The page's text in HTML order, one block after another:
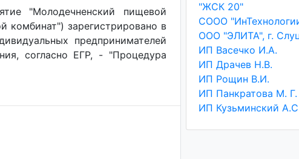
"Молодечненский пищевой
комбинат") зарегистрировано в
предпринимателей
согласно ЕГР, - "Процедура
"ЖСК 20"
СООО
ООО "ЭЛИТА", г.
ИП Васечко И.А.
ИП Драчев Н.В.
ИП Рощин В.И.
ИП Панкратова М. Г.
ИП Кузьминский